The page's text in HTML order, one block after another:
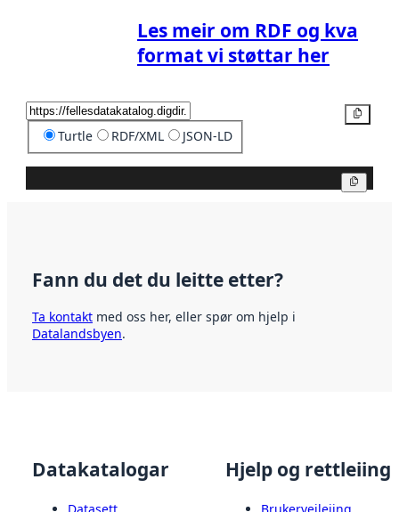
Les meir om RDF og kva
format vi støttar her
Turtle RDF/XML JSON-LD
Fann du det du leitte etter?
Ta kontakt med oss her, eller spør om hjelp i
Datalandsbyen.
Datakatalogar Hjelp og rettleiing